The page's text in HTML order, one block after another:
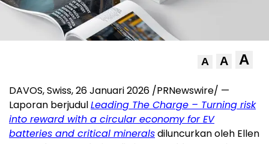
A A A
DAVOS, Swiss, 26 Januari 2026 /PRNewswire/ —
Laporan berjudulLeading The Charge – Turning risk
into reward with a circular economy for EV
batteries and critical mineralsdiluncurkan oleh Ellen